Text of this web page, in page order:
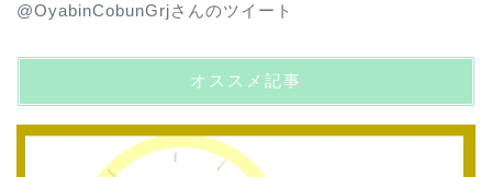
@OyabinCobunGrjさんのツイート
オススメ記事